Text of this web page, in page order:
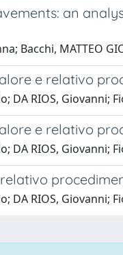
an
Bacchi, MATTEO
e relativo
RIOS, Giovanni;
e relativo
RIOS, Giovanni;
RIOS, Giovanni;